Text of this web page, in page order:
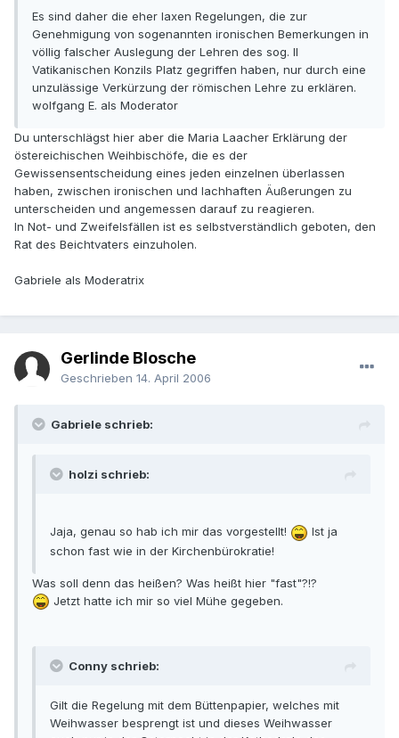
Es sind daher die eher laxen Regelungen, die zur
Genehmigung von sogenannten ironischen Bemerkungen in
völlig falscher Auslegung der Lehren des sog. II
Vatikanischen Konzils Platz gegriffen haben, nur durch eine
unzulässige Verkürzung der römischen Lehre zu erklären.
wolfgang E. als Moderator
Du unterschlägst hier aber die Maria Laacher Erklärung der
östereichischen Weihbischöfe, die es der
Gewissensentscheidung eines jeden einzelnen überlassen
haben, zwischen ironischen und lachhaften Äußerungen zu
unterscheiden und angemessen darauf zu reagieren.
In Not- und Zweifelsfällen ist es selbstverständlich geboten, den
Rat des Beichtvaters einzuholen.
Gabriele als Moderatrix
Gerlinde Blosche
Geschrieben 14. April 2006
Gabriele schrieb:
holzi schrieb:
Jaja, genau so hab ich mir das vorgestellt!
Ist ja
schon fast wie in der Kirchenbürokratie!
Was soll denn das heißen? Was heißt hier "fast"?!?
Jetzt hatte ich mir so viel Mühe gegeben.
Conny schrieb:
Gilt die Regelung mit dem Büttenpapier, welches mit
Weihwasser besprengt ist und dieses Weihwasser